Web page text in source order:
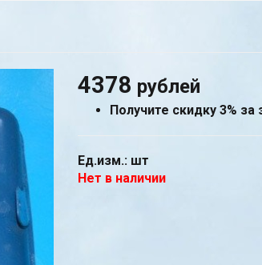
4378 рублей
Получите скидку 3% за
Ед.изм.: шт
Нет в наличии